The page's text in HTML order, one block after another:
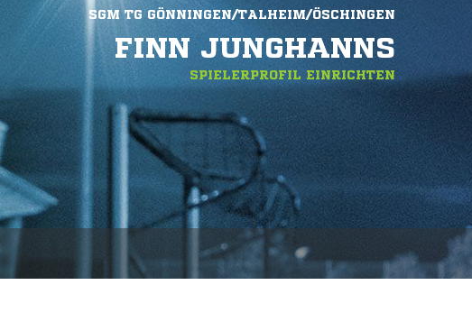
SGM TG GÖNNINGEN/TALHEIM/ÖSCHINGEN
FINN JUNGHANNS
SPIELERPROFIL EINRICHTEN